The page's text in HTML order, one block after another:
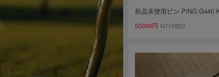
新品未使用ピン PING G440
イバーヘッド 1Wヘッド単品
50000円 NT10820